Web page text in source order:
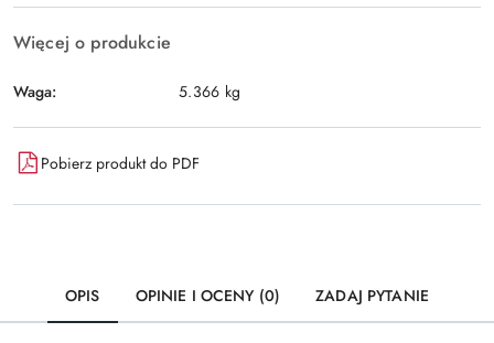
Więcej o produkcie
Waga: 5.366 kg
Pobierz produkt do PDF
OPIS OPINIE I OCENY (0) ZADAJ PYTANIE